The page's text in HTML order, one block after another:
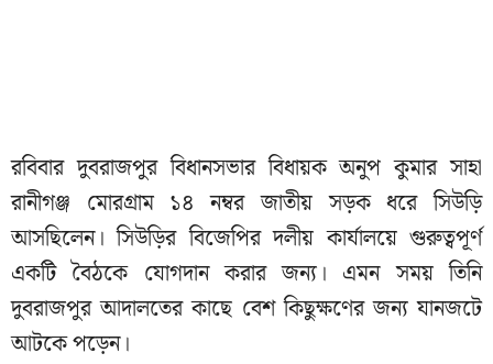
রবিবার দুবরাজপুর বিধানসভার বিধায়ক অনুপ কুমার সাহা
রানীগঞ্জ মোরগ্রাম ১৪ নম্বর জাতীয় সড়ক ধরে সিউড়ি
আসছিলেন। সিউড়ির বিজেপির দলীয় কার্যালয়ে গুরুত্বপূর্ণ
একটি বৈঠকে যোগদান করার জন্য। এমন সময় তিনি
দুবরাজপুর আদালতের কাছে বেশ কিছুক্ষণের জন্য যানজটে
আটকে পড়েন।